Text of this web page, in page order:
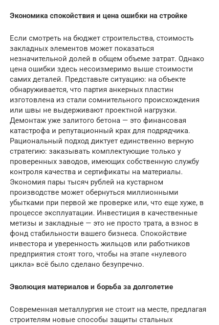
Экономика спокойствия и цена ошибки на стройке
Если смотреть на бюджет строительства, стоимость
закладных элементов может показаться
незначительной долей в общем объеме затрат. Однако
цена ошибки здесь несоизмеримо выше стоимости
самих деталей. Представьте ситуацию: на объекте
обнаруживается, что партия анкерных пластин
изготовлена из стали сомнительного происхождения
или швы не выдерживают проектной нагрузки.
Демонтаж уже залитого бетона — это финансовая
катастрофа и репутационный крах для подрядчика.
Рациональный подход диктует единственно верную
стратегию: заказывать комплектующие только у
проверенных заводов, имеющих собственную службу
контроля качества и сертификаты на материалы.
Экономия пары тысяч рублей на кустарном
производстве может обернуться миллионными
убытками при первой же проверке или, что еще хуже, в
процессе эксплуатации. Инвестиция в качественные
метизы и закладные — это не просто трата, а взнос в
фонд стабильности вашего бизнеса. Спокойствие
инвестора и уверенность жильцов или работников
предприятия стоят того, чтобы на этапе «нулевого
цикла» всё было сделано безупречно.
Эволюция материалов и борьба за долголетие
Современная металлургия не стоит на месте, предлагая
строителям новые способы защиты стальных